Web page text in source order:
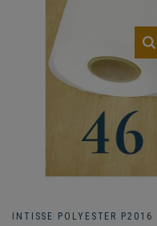
INTISSE POLYESTER